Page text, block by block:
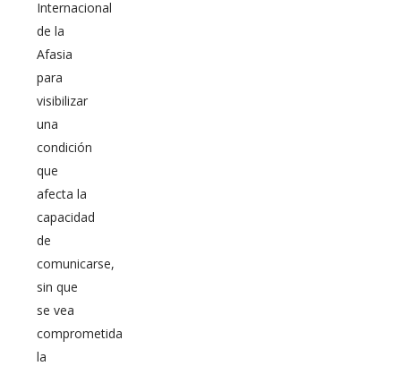
Internacional
de la
Afasia
para
visibilizar
una
condición
que
afecta la
capacidad
de
comunicarse,
sin que
se vea
comprometida
la